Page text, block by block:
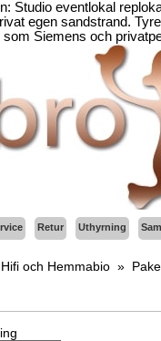
Studio eventlokal
egen sandstrand.
Siemens och
Retur Uthyrning
Hifi och Hemmabio »